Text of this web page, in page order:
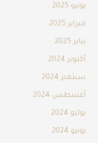
يونيو 2025
فبراير 2025
يناير 2025
أكتوبر 2024
سبتمبر 2024
أغسطس 2024
يوليو 2024
يونيو 2024